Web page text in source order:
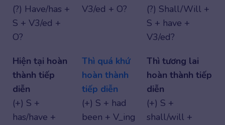
(?) Have/has +
S + V3/ed +
O?
V3/ed + O?
(?) Shall/Will +
S + have +
V3/ed?
Hiện tại hoàn
thành tiếp
diễn
(+) S +
has/have +
Thì quá khứ
hoàn thành
tiếp diễn
(+) S + had
been + V_ing
Thì tương lai
hoàn thành tiếp
diễn
(+) S +
shall/will +